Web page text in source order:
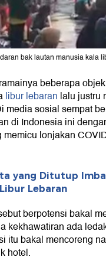
bak lautan manusia kala
beberapa
libur lebaran lalu justru
media sosial sempat
di Indonesia ini
lonjakan
yang Ditutup
Lebaran
berpotensi bakal
kekhawatiran ada
itu bakal mencoreng
hotel.